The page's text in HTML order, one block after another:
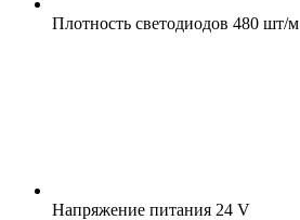
Плотность светодиодов 480 шт/м
Напряжение питания 24 V